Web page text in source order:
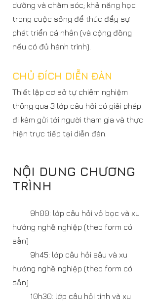
dưỡng và chăm sóc; khả năng học
trong cuộc sống để thúc đẩy sự
phát triển cá nhân (và cộng đồng
nếu có đủ hành trình).
CHỦ ĐÍCH DIỄN ĐÀN
Thiết lập cơ sở tự chiêm nghiệm
thông qua 3 lớp câu hỏi có giải pháp
đi kèm gửi tới người tham gia và thực
hiện trực tiếp tại diễn đàn.
NỘI DUNG CHƯƠNG
TRÌNH
9h00: lớp câu hỏi vỏ bọc và xu
hướng nghề nghiệp (theo form có
sẵn)
9h45: lớp câu hỏi sâu và xu
hướng nghề nghiệp (theo form có
sẵn)
10h30: lớp câu hỏi tinh và xu